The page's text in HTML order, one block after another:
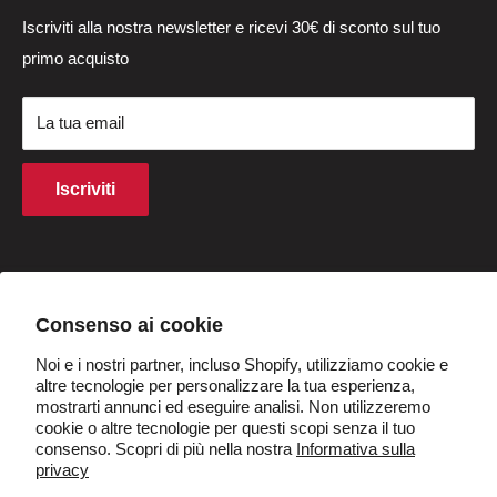
Consenso ai cookie
Noi e i nostri partner, incluso Shopify, utilizziamo cookie e
altre tecnologie per personalizzare la tua esperienza,
mostrarti annunci ed eseguire analisi. Non utilizzeremo
cookie o altre tecnologie per questi scopi senza il tuo
consenso. Scopri di più nella nostra Informativa sulla
privacy
(esclusi i giorni festivi)
Parti di sostituzione
Batterie per biciclette
Carte regalo
Politica di ritorno e rimborso
Politica sulla riservatezza
Termini e Condizioni
Termini di acquisto
Diritti di proprietà intellettuale
Politica sui cookie
Ordine di traccia
Centro di ritorno
Pagamento
Finanziamento
Programma di affiliazione
Sconto per studenti
Iscriviti alla nostra newsletter e ricevi 30€ di sconto sul tuo
primo acquisto
La tua email
Iscriviti
Seguici
Accettiamo